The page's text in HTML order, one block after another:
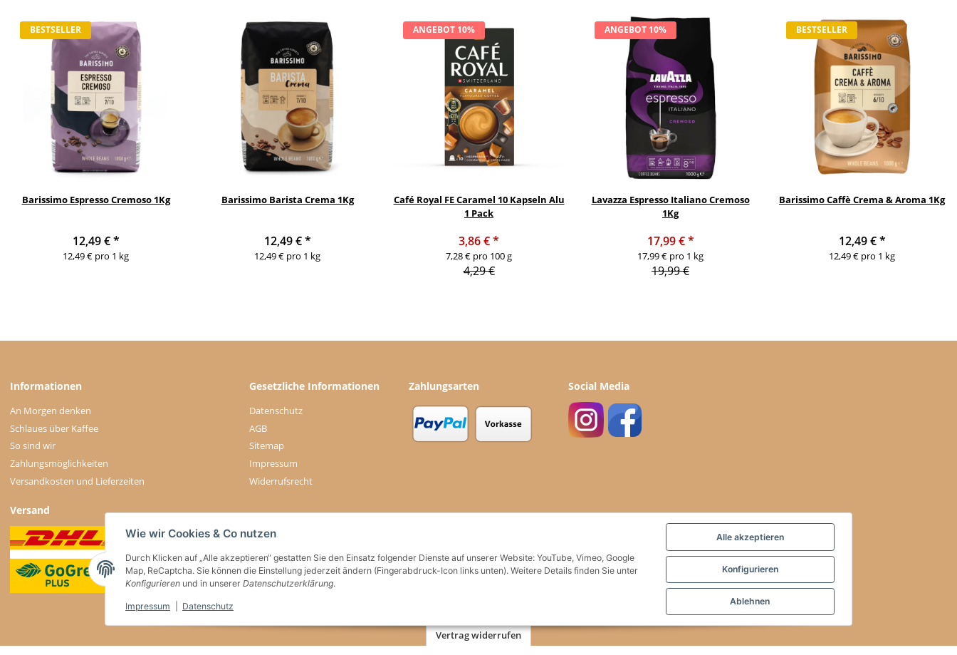
BESTSELLER
Barissimo Espresso Cremoso 1Kg
12,49 €*
12,49 € pro 1 kg
Barissimo Barista Crema 1Kg
12,49 €*
12,49 € pro 1 kg
ANGEBOT 10%
Café Royal FE Caramel 10 Kapseln Alu
1 Pack
3,86 €*
7,28 € pro 100 g
4,29 €
ANGEBOT 10%
Lavazza Espresso Italiano Cremoso
1Kg
17,99 €*
17,99 € pro 1 kg
19,99 €
BESTSELLER
Barissimo Caffè Crema & Aroma 1Kg
12,49 €*
12,49 € pro 1 kg
Informationen
An Morgen denken
Schlaues über Kaffee
So sind wir
Zahlungsmöglichkeiten
Versandkosten und Lieferzeiten
Gesetzliche Informationen
Datenschutz
AGB
Sitemap
Impressum
Widerrufsrecht
Zahlungsarten Social Media
Versand
Vertrag widerrufen
Wie wir Cookies & Co nutzen
Durch Klicken auf „Alle akzeptieren“ gestatten Sie den Einsatz folgender Dienste auf unserer Website: YouTube, Vimeo, Google
Map, ReCaptcha. Sie können die Einstellung jederzeit ändern (Fingerabdruck-Icon links unten). Weitere Details finden Sie unter
Konfigurieren und in unserer Datenschutzerklärung.
Impressum Datenschutz
Alle akzeptieren
Konfigurieren
Ablehnen